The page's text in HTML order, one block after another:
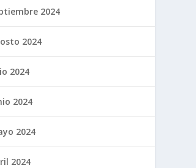
2024
2024
2024
2024
2024
2024